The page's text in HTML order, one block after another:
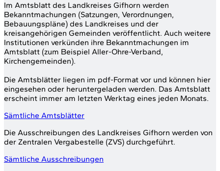
Im Amtsblatt des Landkreises Gifhorn werden
Bekanntmachungen (Satzungen, Verordnungen,
Bebauungspläne) des Landkreises und der
kreisangehörigen Gemeinden veröffentlicht. Auch weitere
Institutionen verkünden ihre Bekanntmachungen im
Amtsblatt (zum Beispiel Aller-Ohre-Verband,
Kirchengemeinden).
Die Amtsblätter liegen im pdf-Format vor und können hier
eingesehen oder heruntergeladen werden. Das Amtsblatt
erscheint immer am letzten Werktag eines jeden Monats.
Sämtliche Amtsblätter
Die Ausschreibungen des Landkreises Gifhorn werden von
der Zentralen Vergabestelle (ZVS) durchgeführt.
Sämtliche Ausschreibungen